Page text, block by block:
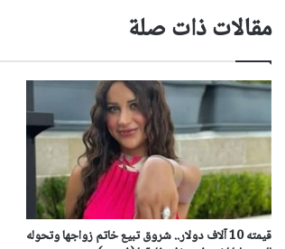
مقالات ذات صلة
قيمته 10 آلاف دولار.. شروق تبيع خاتم زواجها وتحوله